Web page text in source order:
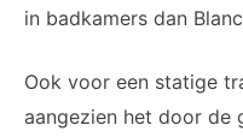
in badkamers dan
Ook voor een statige
aangezien het door de